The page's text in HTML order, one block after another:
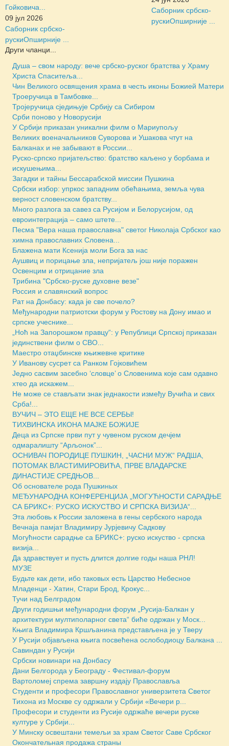
Гойковича...
09 јул 2026
Саборник србско-
рускиОпширније ...
Саборник србско-
рускиОпширније ...
Други чланци...
Душа – свом народу: вече србско-руског братства у Храму
Христа Спаситеља...
Чин Великого освящения храма в честь иконы Божией Матери
Троеручица в Тамбовке...
Тројеручица сједињује Србију са Сибиром
Срби поново у Новорусији
У Србији приказан уникални филм о Мариупољу
Великих военачальников Суворова и Ушакова чтут на
Балканах и не забывают в России...
Руско-српско пријатељство: братство каљено у борбама и
искушењима...
Загадки и тайны Бессарабской миссии Пушкина
Србски избор: упркос западним обећањима, земља чува
верност словенском братству...
Много разлога за савез са Русијом и Белорусијом, од
евроинтеграција – само штете...
Песма "Вера наша православна" светог Николаја Србског као
химна православних Словена...
Блажена мати Ксенија моли Бога за нас
Аушвиц и порицање зла, непријатељ још није поражен
Освенцим и отрицание зла
Трибина "Србско-руске духовне везе"
Россия и славянский вопрос
Рат на Донбасу: када је све почело?
Међународни патриотски форум у Ростову на Дону имао и
српске учеснике...
„Ноћ на Запорошком правцу“: у Републици Српској приказан
јединствени филм о СВО...
Маестро отаџбинске књижевне критике
У Иванову сусрет са Ранком Гојковићем
Једно сасвим засебно ‘словце’ о Словенима које сам одавно
хтео да искажем...
Не може се стављати знак једнакости између Вучића и свих
Срба!...
ВУЧИЧ – ЭТО ЕЩЕ НЕ ВСЕ СЕРБЫ!
ТИХВИНСКА ИКОНА МАЈКЕ БОЖИЈЕ
Деца из Српске први пут у чувеном руском дечјем
одмаралишту “Арљонок”...
ОСНИВАЧ ПОРОДИЦЕ ПУШКИН, „ЧАСНИ МУЖ“ РАДША,
ПОТОМАК ВЛАСТИМИРОВИЋА, ПРВЕ ВЛАДАРСКЕ
ДИНАСТИЈЕ СРЕДЊОВ...
Об основателе рода Пушкиных
МЕЂУНАРОДНА КОНФЕРЕНЦИЈА „МОГУЋНОСТИ САРАДЊЕ
СА БРИКС+: РУСКО ИСКУСТВО И СРПСКА ВИЗИЈА“...
Эта любовь к России заложена в гены сербского народа
Вечнаја памјат Владимиру Јурјевичу Садкову
Могућности сарадње са БРИКС+: руско искуство - српска
визија...
Да здравствует и пусть длится долгие годы наша РНЛ!
МУЗЕ
Будьте как дети, ибо таковых есть Царство Небесное
Младенци - Хатин, Стари Брод, Крокус...
Тучи над Белградом
Други годишњи међународни форум „Русија-Балкан у
архитектури мултиполарног света“ биће одржан у Моск...
Књига Владимира Кршљанина представљена је у Тверу
У Русији објављена књига посвећена ослободиоцу Балкана ...
Савиндан у Русији
Србски новинари на Донбасу
Дани Белгорода у Београду - Фестивал-форум
Вартоломеј спрема завршну издају Православља
Студенти и професори Православног универзитета Светог
Тихона из Москве су одржали у Србији «Вечери р...
Професори и студенти из Русије одржаће вечери руске
културе у Србији...
У Минску освештани темељи за храм Светог Саве Србског
Окончательная продажа страны